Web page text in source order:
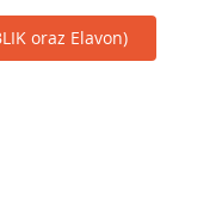
oraz Elavon)